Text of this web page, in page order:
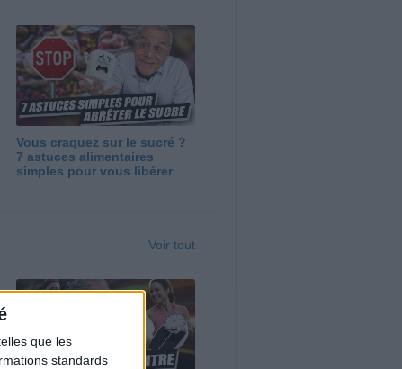
que les
standards
Vous craquez sur le sucré ?
7 astuces alimentaires
simples pour vous libérer
Voir tout